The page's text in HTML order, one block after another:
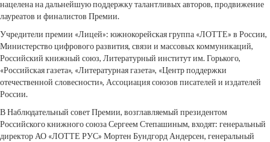
нацелена на дальнейшую поддержку талантливых авторов, продвижение
лауреатов и финалистов Премии.
Учредители премии «Лицей»: южнокорейская группа «ЛОТТЕ» в России,
Министерство цифрового развития, связи и массовых коммуникаций,
Российский книжный союз, Литературный институт им. Горького,
«Российская газета», «Литературная газета», «Центр поддержки
отечественной словесности», Ассоциация союзов писателей и издателей
России.
В Наблюдательный совет Премии, возглавляемый президентом
Российского книжного союза Сергеем Степашиным, входят: генеральный
директор АО «ЛОТТЕ РУС» Мортен Бундгорд Андерсен, генеральный